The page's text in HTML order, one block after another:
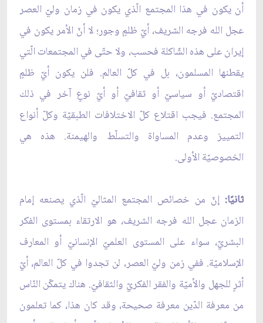
أن يكون في هذا المجتمع الّذي يكون في زمان وليّ العصر
عجل الله فرجه الشريف، أيّ ظلمٍ وجور؛ لا أنّ الأمر يكون في
إيران على هذه الشّاكلة فحسب، ولا حتّى في المجتمعات الّتي
يقطنها المسلمون، بل في كلّ العالم. فلن يكون أيّ ظلمٍ
اقتصاديّ أو سياسيّ أو ثقافيّ أو أيّ نوعٍ آخر في ذلك
المجتمع. فيجب اقتلاع كلّ الاختلافات الطبقيّة وكلّ أنواع
التمييز وعدم المساواة والتسلّط والهيمنة. هذه هي
الخصوصيّة الأولى.
ثانيًا:إنّ من خصائص المجتمع المثاليّ الّذي يصنعه إمام
الزمان عجل الله فرجه الشريف، هو الارتقاء بمستوى الفكر
البشريّ، سواء على المستوى العلميّ الإنسانيّ أو المعارف
الإسلاميّة. ففي زمن وليّ العصر، لن تجدوا في كلّ العالم، أيّ
أثرٍ للجهل والأميّة والفقر الفكريّ والثقافيّ. هناك يتمكّن النّاس
من معرفة الدّين معرفة صحيحة، وقد كان هذا، كما تعلمون